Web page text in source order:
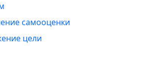
самооценки
цели